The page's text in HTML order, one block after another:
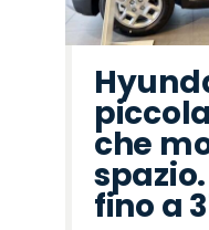
che
fino a